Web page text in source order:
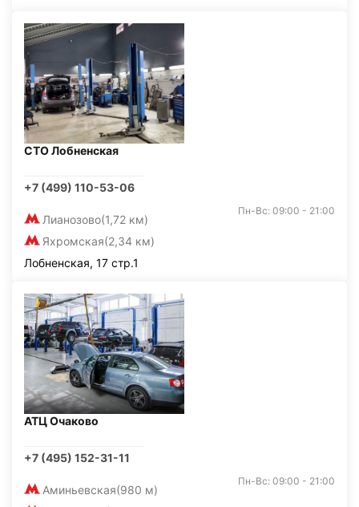
СТО Лобненская
+7 (499) 110-53-06
Лианозово(1,72 км)
Яхромская(2,34 км)
Пн-Вс: 09:00 - 21:00
Лобненская, 17 стр.1
АТЦ Очаково
+7 (495) 152-31-11
Аминьевская(980 м)
Пн-Вс: 09:00 - 21:00